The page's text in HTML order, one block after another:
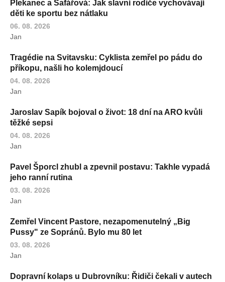
Plekanec a Šafářová: Jak slavní rodiče vychovávají
děti ke sportu bez nátlaku
06. 08. 2026
Jan
Tragédie na Svitavsku: Cyklista zemřel po pádu do
příkopu, našli ho kolemjdoucí
04. 08. 2026
Jan
Jaroslav Sapík bojoval o život: 18 dní na ARO kvůli
těžké sepsi
04. 08. 2026
Jan
Pavel Šporcl zhubl a zpevnil postavu: Takhle vypadá
jeho ranní rutina
03. 08. 2026
Jan
Zemřel Vincent Pastore, nezapomenutelný „Big
Pussy" ze Sopránů. Bylo mu 80 let
03. 08. 2026
Jan
Dopravní kolaps u Dubrovníku: Řidiči čekali v autech